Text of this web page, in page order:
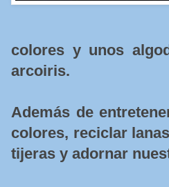
colores y unos
arcoiris.
Además de
colores, reciclar
tijeras y adornar